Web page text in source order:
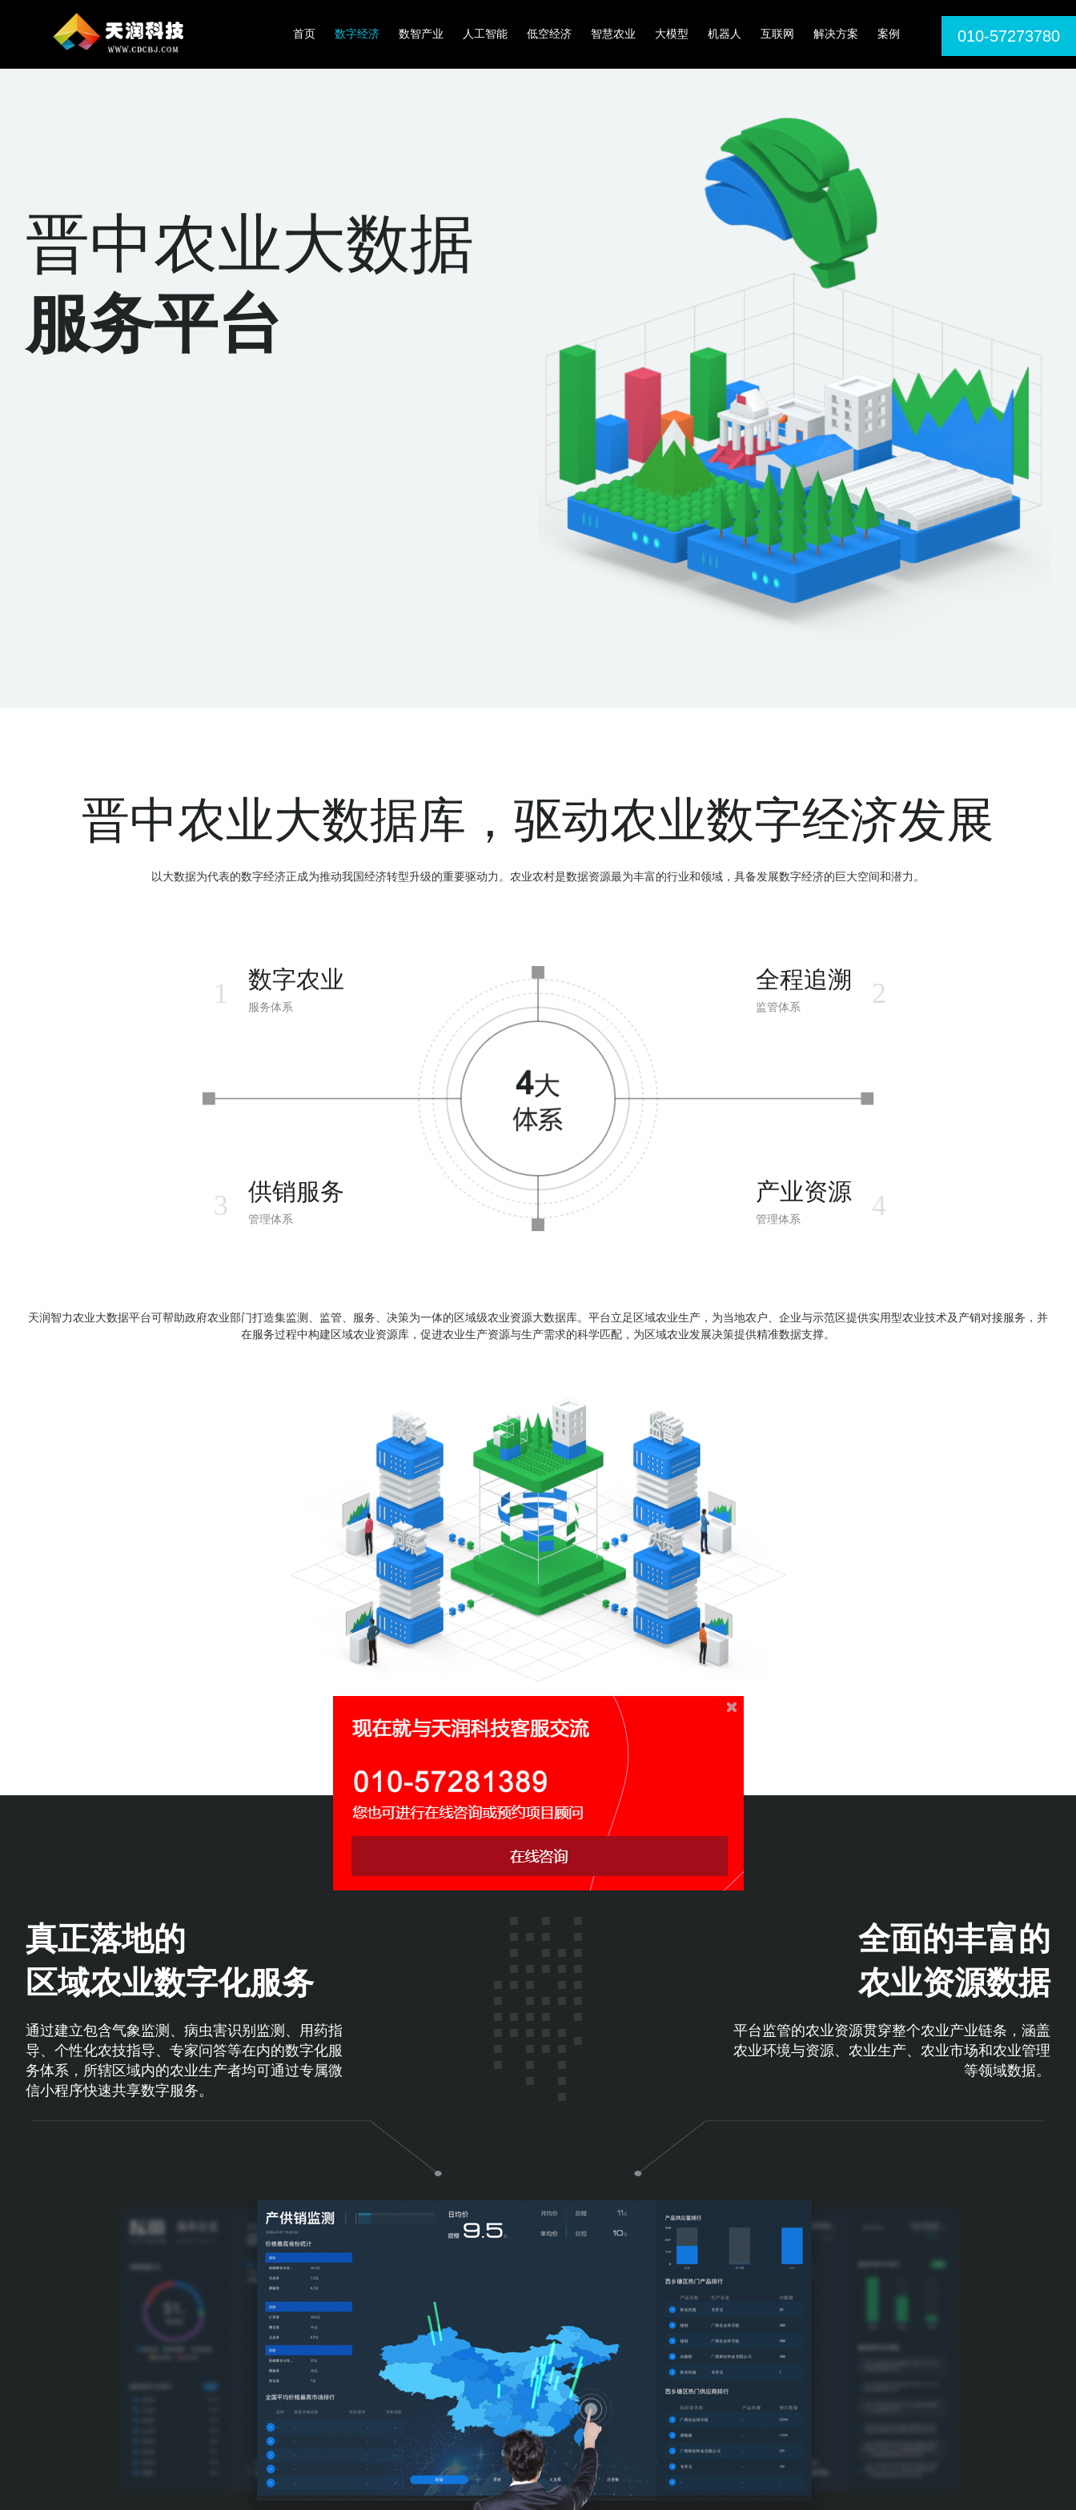
首页 数字经济 数智产业 人工智能 低空经济 智慧农业 大模型 机器人 互联网 解决方案 案例 010-57273780
晋中农业大数据
服务平台
晋中农业大数据库，驱动农业数字经济发展
以大数据为代表的数字经济正成为推动我国经济转型升级的重要驱动力。农业农村是数据资源最为丰富的行业和领域，具备发展数字经济的巨大空间和潜力。
1 数字农业
服务体系
全程追溯
监管体系 2
3 供销服务
管理体系
产业资源
管理体系 4
天润智力农业大数据平台可帮助政府农业部门打造集监测、监管、服务、决策为一体的区域级农业资源大数据库。平台立足区域农业生产，为当地农户、企业与示范区提供实用型农业技术及产销对接服务，并
在服务过程中构建区域农业资源库，促进农业生产资源与生产需求的科学匹配，为区域农业发展决策提供精准数据支撑。
真正落地的
区域农业数字化服务
通过建立包含气象监测、病虫害识别监测、用药指
导、个性化农技指导、专家问答等在内的数字化服
务体系，所辖区域内的农业生产者均可通过专属微
信小程序快速共享数字服务。
全面的丰富的
农业资源数据
平台监管的农业资源贯穿整个农业产业链条，涵盖
农业环境与资源、农业生产、农业市场和农业管理
等领域数据。